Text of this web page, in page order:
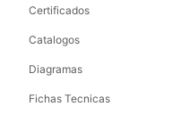
Certificados
Catalogos
Diagramas
Fichas Tecnicas